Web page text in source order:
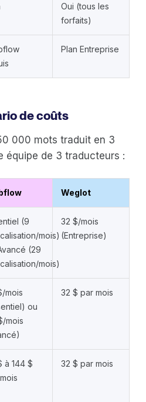
Oui (tous les
forfaits)
Plan Entreprise
de coûts
000 mots traduit en 3
équipe de 3 traducteurs :
Weglot
(9
mois)
(29
mois)
32 $/mois
(Entreprise)
mois
ou
mois
32 $ par mois
à 144 $
32 $ par mois